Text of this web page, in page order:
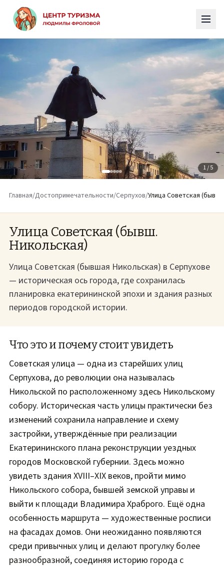
К основному содержимому
Главная/Достопримечательности/Серпухов/Улица Советская (бывш.
Улица Советская (бывш.
Никольская)
Улица Советская (бывшая Никольская) в Серпухове
— историческая ось города, где сохранилась
планировка екатерининской эпохи и здания разных
периодов городской истории.
1/ 5
Что это и почему стоит увидеть
Советская улица — одна из старейших улиц
Серпухова, до революции она называлась
Никольской по расположенному здесь Никольскому
собору. Историческая часть улицы практически без
изменений сохранила направление и схему
застройки, утверждённые при реализации
Екатерининского плана реконструкции уездных
городов Московской губернии. Здесь можно
увидеть здания XVIII–XIX веков, пройти мимо
Никольского собора, бывшей земской управы и
выйти к площади Владимира Храброго. Ещё одна
особенность маршрута — художественные росписи
на фасадах домов. Они неожиданно появляются
среди привычных улиц и делают прогулку более
разнообразной, соединяя историю города с